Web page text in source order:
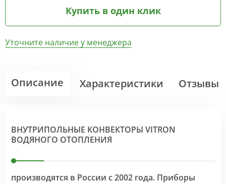
Купить в один клик
Уточните наличие у менеджера
Описание Характеристики Отзывы
ВНУТРИПОЛЬНЫЕ КОНВЕКТОРЫ VITRON
ВОДЯНОГО ОТОПЛЕНИЯ
производятся в России с 2002 года. Приборы